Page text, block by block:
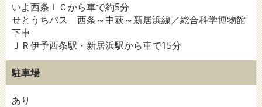
いよ西条ＩＣから車で約5分
せとうちバス 西条～中萩～新居浜線／総合科学博物館
下車
ＪＲ伊予西条駅・新居浜駅から車で15分
駐車場
あり